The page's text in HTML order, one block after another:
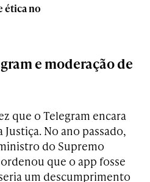
ética no
e moderação de
que o Telegram encara
No ano passado,
do Supremo
que o app fosse
um descumprimento